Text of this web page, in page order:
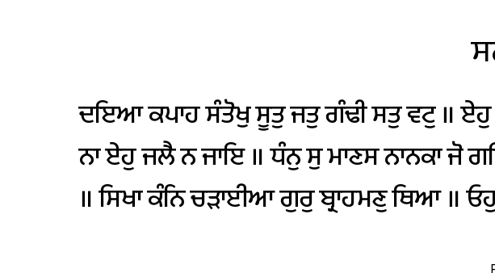
ਦਇਆਕਪਾਹਸੰਤੋਖੁਸੂਤੁਜਤੁਗੰਢੀਸਤੁਵਟੁ॥ਏਹੁ
ਨਾਏਹੁਜਲੈਨਜਾਇ॥ਧੰਨੁਸੁਮਾਣਸਨਾਨਕਾਜੋ
॥ਸਿਖਾਕੰਨਿਚੜਾਈਆਗੁਰੁਬ੍ਰਾਹਮਣੁਥਿਆ॥